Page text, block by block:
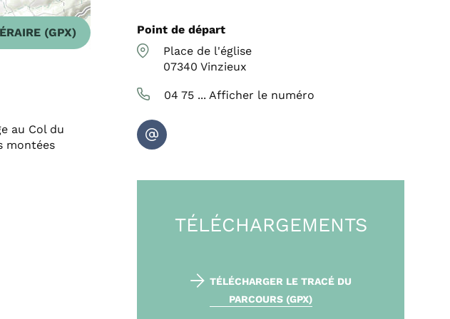
Kadaster NL,(GPX)
au Col du
montées
Point de départ
Place de l'église
07340 Vinzieux
04 75 ... Afficher le numéro
TÉLÉCHARGEMENTS
TÉLÉCHARGER LE TRACÉ DU
PARCOURS (GPX)